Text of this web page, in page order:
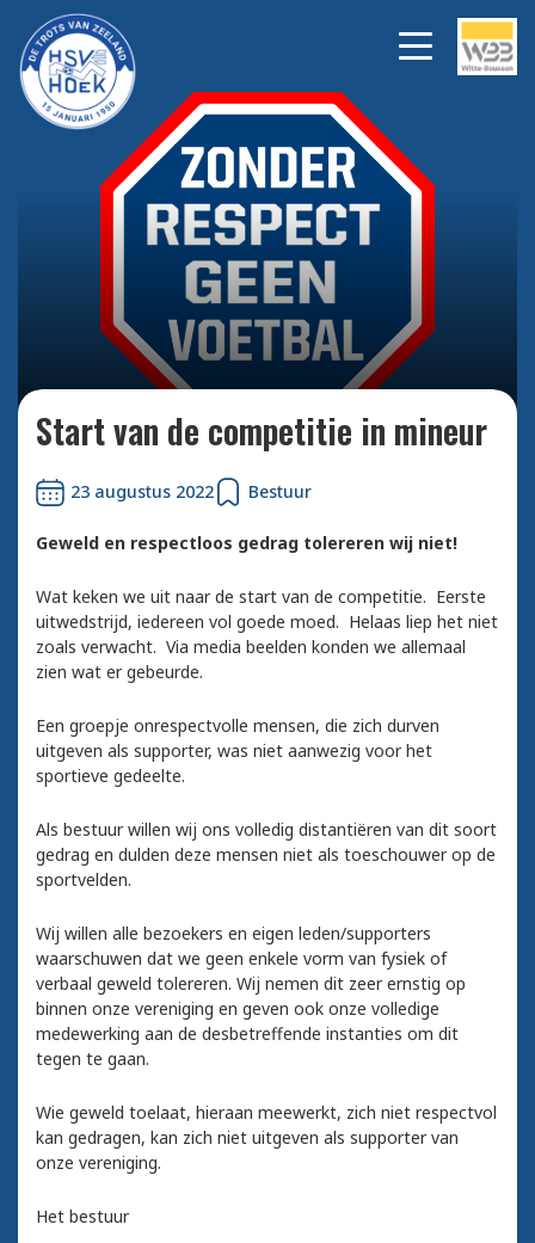
Bekijk alle foto's
Start van de competitie in mineur
23 augustus 2022 Bestuur
Geweld en respectloos gedrag tolereren wij niet!
Wat keken we uit naar de start van de competitie. Eerste
uitwedstrijd, iedereen vol goede moed. Helaas liep het niet
zoals verwacht. Via media beelden konden we allemaal
zien wat er gebeurde.
Een groepje onrespectvolle mensen, die zich durven
uitgeven als supporter, was niet aanwezig voor het
sportieve gedeelte.
Als bestuur willen wij ons volledig distantiëren van dit soort
gedrag en dulden deze mensen niet als toeschouwer op de
sportvelden.
Wij willen alle bezoekers en eigen leden/supporters
waarschuwen dat we geen enkele vorm van fysiek of
verbaal geweld tolereren. Wij nemen dit zeer ernstig op
binnen onze vereniging en geven ook onze volledige
medewerking aan de desbetreffende instanties om dit
tegen te gaan.
Wie geweld toelaat, hieraan meewerkt, zich niet respectvol
kan gedragen, kan zich niet uitgeven als supporter van
onze vereniging.
Het bestuur